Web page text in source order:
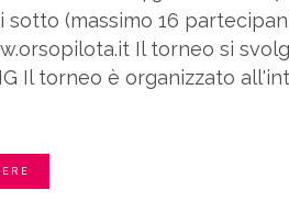
(massimo 16
Il torneo si
Il torneo è organizzato